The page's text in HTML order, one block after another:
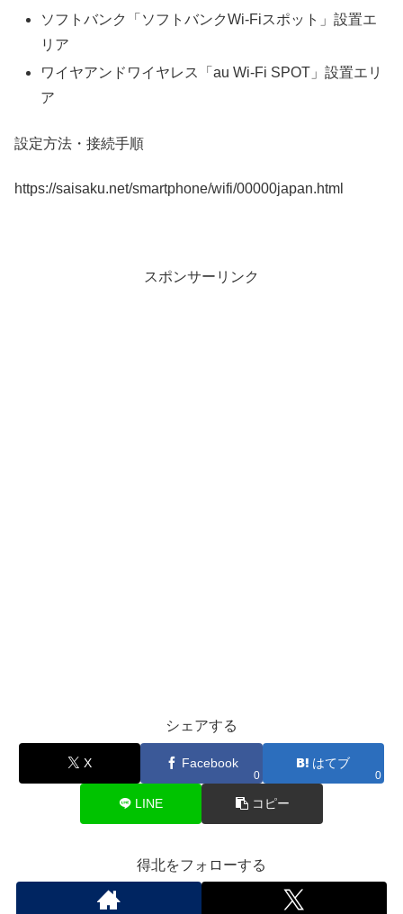
ソフトバンク「ソフトバンクWi-Fiスポット」設置エ
リア
ワイヤアンドワイヤレス「au Wi-Fi SPOT」設置エリ
ア
設定方法・接続手順
https://saisaku.net/smartphone/wifi/00000japan.html
スポンサーリンク
シェアする
X Facebook
0
はてブ
0
LINE コピー
得北をフォローする